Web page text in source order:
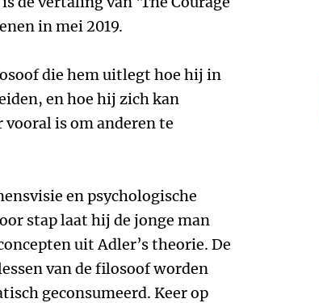
in mei 2019.
die hem uitlegt hoe hij in
en hoe hij zich kan
is om anderen te
en psychologische
stap laat hij de jonge man
uit Adler’s theorie. De
van de filosoof worden
geconsumeerd. Keer op